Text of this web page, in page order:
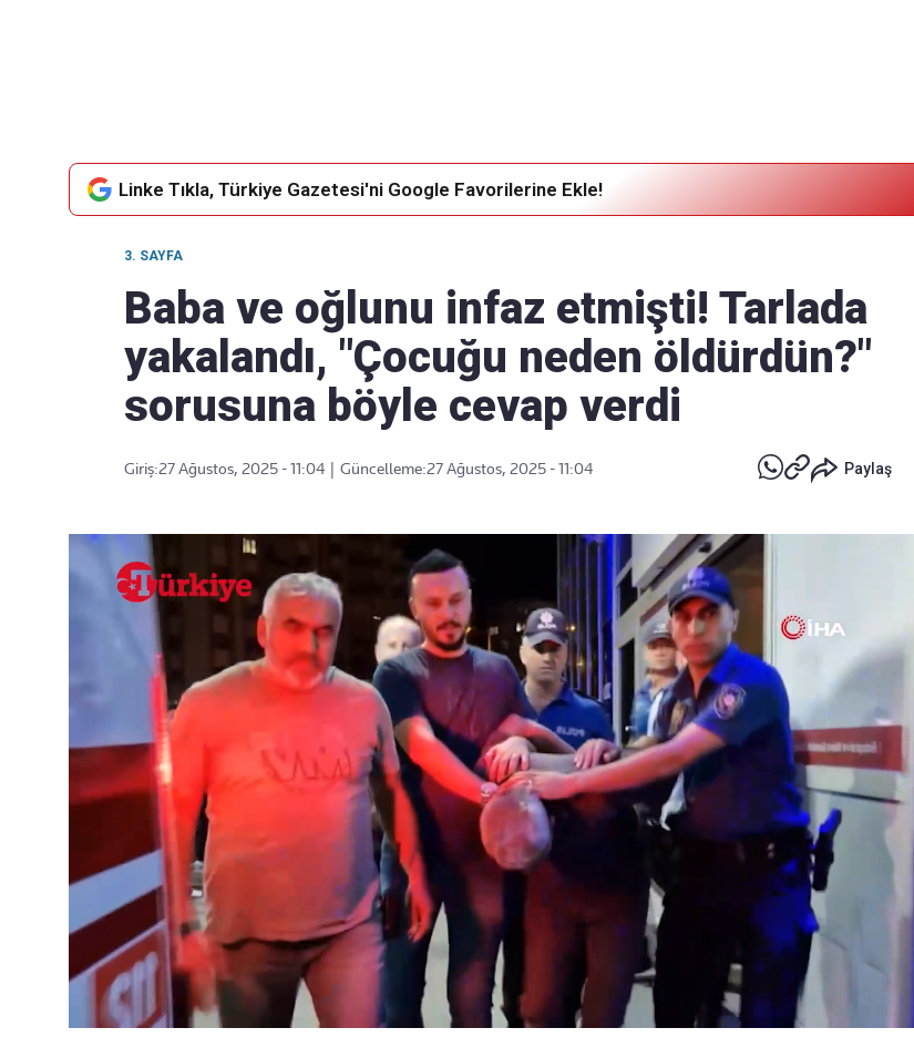
Linke Tıkla, Türkiye Gazetesi'ni Google Favorilerine Ekle!
3. SAYFA
Baba ve oğlunu infaz etmişti! Tarlada
yakalandı, "Çocuğu neden öldürdün?"
sorusuna böyle cevap verdi
Giriş:27 Ağustos, 2025 - 11:04 Güncelleme:27 Ağustos, 2025 - 11:04 Paylaş